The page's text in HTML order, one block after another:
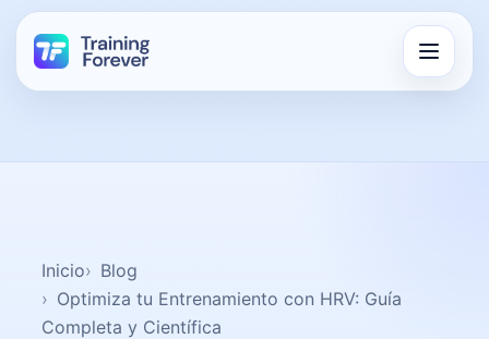
Inicio
Blog
Optimiza tu Entrenamiento con HRV: Guía
Completa y Científica